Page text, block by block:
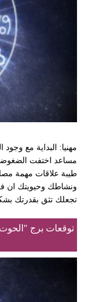
مهنيا: البداية مع
طيبة علاقات مهمة
ونشاطك وحيويتك ان
تجعلك تثق بقدرتك